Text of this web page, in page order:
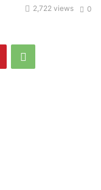
0
2,722 views